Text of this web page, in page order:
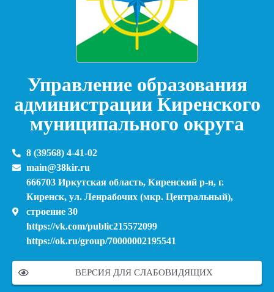
Управление образования
администрации Киренского
муниципального округа
8 (39568) 4-41-02
main@38kir.ru
666703 Иркутская область, Киренский р-н, г.
Киренск, ул. Ленрабочих (мкр. Центральный),
строение 30
https://vk.com/public215572099
https://ok.ru/group/70000002195541
ВЕРСИЯ ДЛЯ СЛАБОВИДЯЩИХ